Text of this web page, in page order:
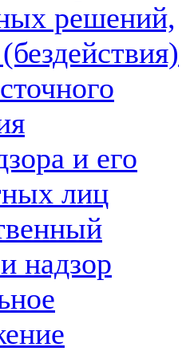
решений,
и его
лиц
надзор